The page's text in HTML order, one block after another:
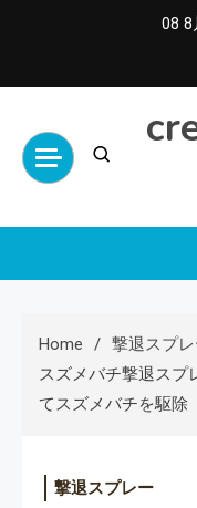
08 8
Home
撃退スプ
スズメバチ撃退スプ
てスズメバチを駆除
撃退スプレー